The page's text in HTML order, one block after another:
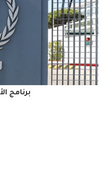
برنامج